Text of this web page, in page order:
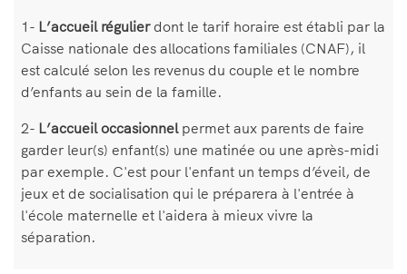
1- L’accueil régulierdont le tarif horaire est établi par la
Caisse nationale des allocations familiales (CNAF), il
est calculé selon les revenus du couple et le nombre
d’enfants au sein de la famille.
2- L’accueil occasionnelpermet aux parents de faire
garder leur(s) enfant(s) une matinée ou une après-midi
par exemple. C'est pour l'enfant un temps d’éveil, de
jeux et de socialisation qui le préparera à l'entrée à
l'école maternelle et l'aidera à mieux vivre la
séparation.